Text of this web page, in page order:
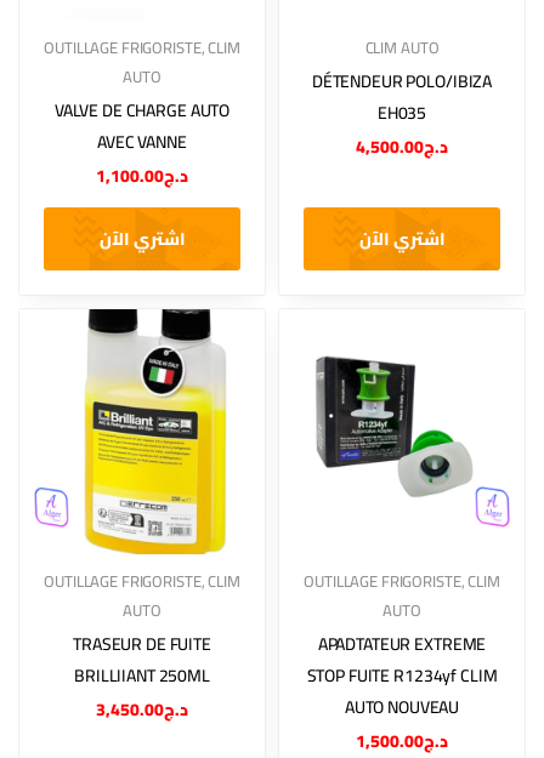
OUTILLAGE FRIGORISTE,CLIM
AUTO
VALVE DE CHARGE AUTO
AVEC VANNE
د.ج1,100.00
اشتري الآن
CLIM AUTO
DÉTENDEUR POLO/IBIZA
EH035
د.ج4,500.00
اشتري الآن
OUTILLAGE FRIGORISTE,CLIM
AUTO
TRASEUR DE FUITE
BRILLIIANT 250ML
د.ج3,450.00
OUTILLAGE FRIGORISTE,CLIM
AUTO
APADTATEUR EXTREME
STOP FUITE R1234yf CLIM
AUTO NOUVEAU
د.ج1,500.00